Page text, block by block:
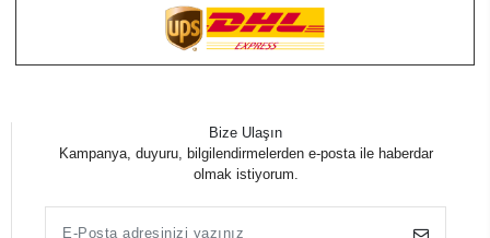
Bize Ulaşın
Kampanya, duyuru, bilgilendirmelerden e-posta ile haberdar
olmak istiyorum.